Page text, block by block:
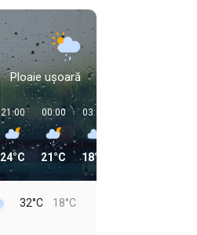
Ploaie ușoară
21:00
24°C
00:00
21°C
03:00
18°C
32°C 18°C